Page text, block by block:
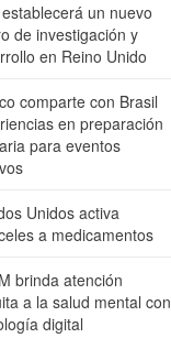
un nuevo
de investigación y
en Reino Unido
comparte con Brasil
en preparación
para eventos
Unidos activa
a medicamentos
brinda atención
a la salud mental con
digital